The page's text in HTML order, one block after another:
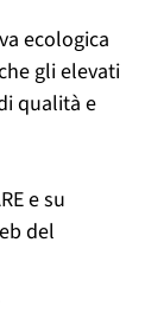
ecologica
gli elevati
qualità e
e su
del